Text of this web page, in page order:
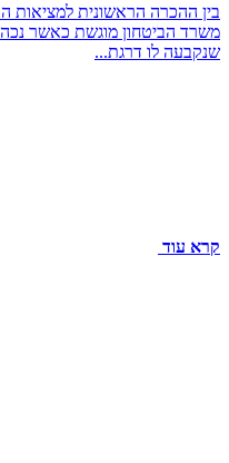
בין ההכרה הראשונית
משרד הביטחון מוגשת כאשר
שנקבעה לו דרגת...
קרא עוד